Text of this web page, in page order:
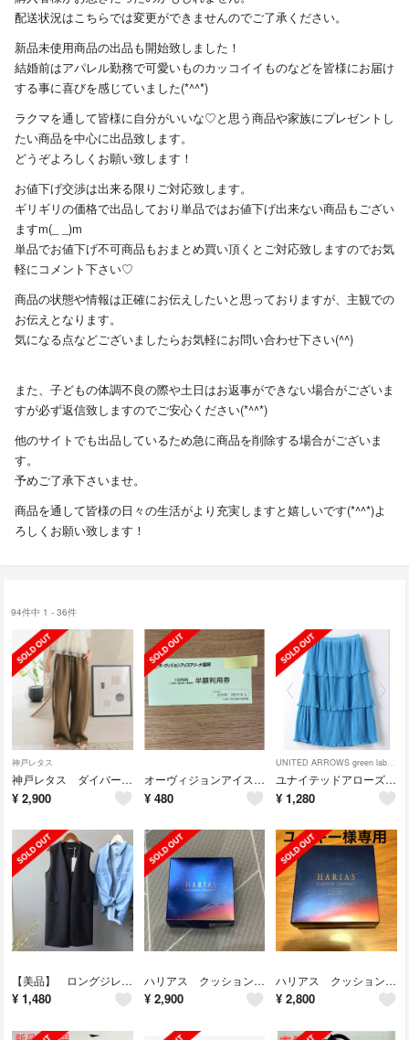
配送状況はこちらでは変更ができませんのでご了承ください。
新品未使用商品の出品も開始致しました！
結婚前はアパレル勤務で可愛いものカッコイイものなどを皆様にお届け
する事に喜びを感じていました(*^^*)
ラクマを通して皆様に自分がいいな♡と思う商品や家族にプレゼントし
たい商品を中心に出品致します。
どうぞよろしくお願い致します！
お値下げ交渉は出来る限りご対応致します。
ギリギリの価格で出品しており単品ではお値下げ出来ない商品もござい
ますm(_ _)m
単品でお値下げ不可商品もおまとめ買い頂くとご対応致しますのでお気
軽にコメント下さい♡
商品の状態や情報は正確にお伝えしたいと思っておりますが、主観での
お伝えとなります。
気になる点などございましたらお気軽にお問い合わせ下さい(^^)
また、子どもの体調不良の際や土日はお返事ができない場合がございま
すが必ず返信致しますのでご安心ください(*^^*)
他のサイトでも出品しているため急に商品を削除する場合がございま
す。
予めご了承下さいませ。
商品を通して皆様の日々の生活がより充実しますと嬉しいです(*^^*)よ
ろしくお願い致します！
94件中 1 - 36件
神戸レタス
神戸レタス ダイバー素材ワイドカーブパンツ カーキ エクストラプチM
¥ 2,900
オーヴィジョンアイスアリーナ福岡 半額券利用券
¥ 480
UNITED ARROWS green label relaxing
ユナイテッドアローズ グリーンレーベルリラクシング プリーツ ティアードスカート
¥ 1,280
【美品】 ロングジレ S 黒 ブラック
¥ 1,480
ハリアス クッションファンデーション レフィル ベージュ
¥ 2,900
ハリアス クッションファンデーション レフィル ベージュ
¥ 2,800